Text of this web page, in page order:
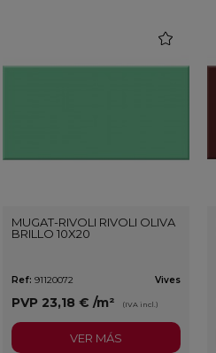
MUGAT-RIVOLI RIVOLI OLIVA
BRILLO 10X20
Ref: 91120072 Vives
PVP 23,18 € /m² (IVA incl.)
VER MÁS